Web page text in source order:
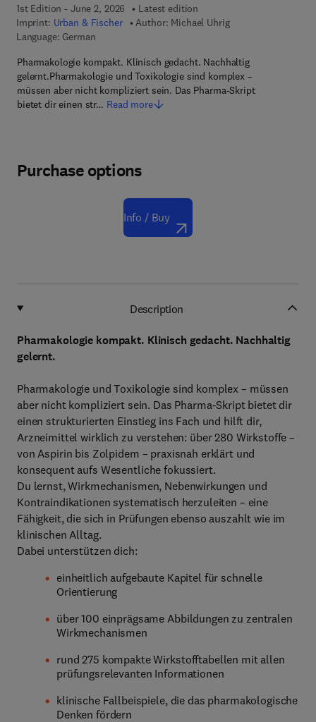
1st Edition - June 2, 2026
Latest edition
Imprint: Urban & Fischer Author: Michael Uhrig
Language: German
Pharmakologie kompakt. Klinisch gedacht. Nachhaltig
gelernt.Pharmakologie und Toxikologie sind komplex –
müssen aber nicht kompliziert sein. Das Pharma-Skript
bietet dir einen str… Read more
Purchase options
Info / Buy
Description
Pharmakologie kompakt. Klinisch gedacht. Nachhaltig
gelernt.
Pharmakologie und Toxikologie sind komplex – müssen
aber nicht kompliziert sein. Das Pharma-Skript bietet dir
einen strukturierten Einstieg ins Fach und hilft dir,
Arzneimittel wirklich zu verstehen: über 280 Wirkstoffe –
von Aspirin bis Zolpidem – praxisnah erklärt und
konsequent aufs Wesentliche fokussiert.
Du lernst, Wirkmechanismen, Nebenwirkungen und
Kontraindikationen systematisch herzuleiten – eine
Fähigkeit, die sich in Prüfungen ebenso auszahlt wie im
klinischen Alltag.
Dabei unterstützen dich:
einheitlich aufgebaute Kapitel für schnelle
Orientierung
über 100 einprägsame Abbildungen zu zentralen
Wirkmechanismen
rund 275 kompakte Wirkstofftabellen mit allen
prüfungsrelevanten Informationen
klinische Fallbeispiele, die das pharmakologische
Denken fördern